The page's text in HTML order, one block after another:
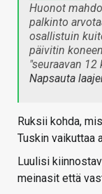
Huonot
palkinto
osallistuin
päivitin
"seuraavan 12
Napsauta
Ruksii kohda,
Tuskin vaikuttaa
Luulisi
meinasit että